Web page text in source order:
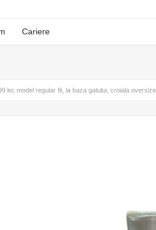
Cariere
lei; model regular fit, la baza gatului, croiala